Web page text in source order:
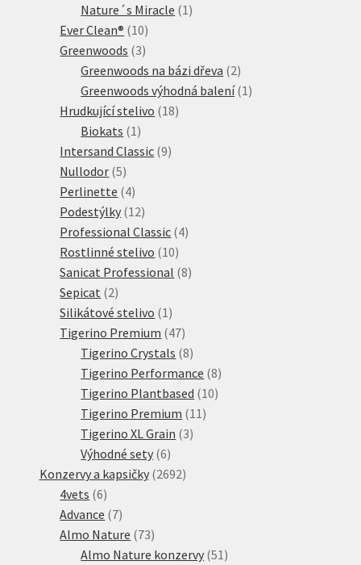
Nature´s Miracle 11
Ever Clean® 1010
produktů
Greenwoods 33
produkty
Greenwoods na bázi dřeva 22
produkty
Greenwoods výhodná balení 11
Hrudkující stelivo 1818
Biokats 11
produkt
Intersand Classic 99
Nullodor 55
produktů
Perlinette 44
produkty
Podestýlky 1212
produktů
Professional Classic 44
Rostlinné stelivo 1010
produktů
Sanicat Professional 88
Sepicat 22
produkty
Silikátové stelivo 11
produkt
Tigerino Premium 4747
produktů
Tigerino Crystals 88
produktů
Tigerino Performance 88
produktů
Tigerino Plantbased 1010
Tigerino Premium 1111
Tigerino XL Grain 33
Výhodné sety 66
produktů
Konzervy a kapsičky 26922692
4vets 66
produktů
Advance 77
produktů
Almo Nature 7373
produktů
Almo Nature konzervy 5151